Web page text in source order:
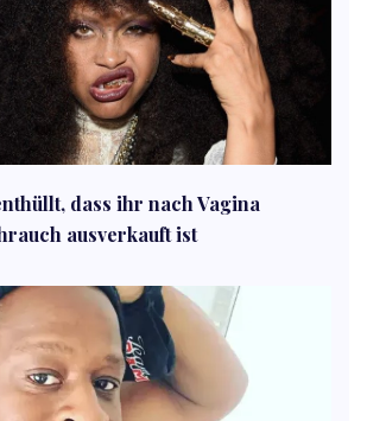
dass ihr nach Vagina
ausverkauft ist